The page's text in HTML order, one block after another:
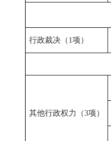
行政裁决（1项）
其他行政权力（3项）